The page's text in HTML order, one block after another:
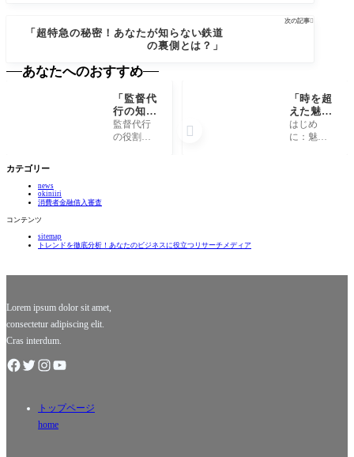
次の記事
「超特急の秘密！あなたが知らない鉄道
の裏側とは？」
カテゴリー
news
okiniiri
消費者金融借入審査
コンテンツ
sitemap
トレンドを徹底分析！あなたのビジネスに役立つリサーチメディア
あなたへのおすすめ
「監督代
行の知ら
れざる裏
側！成功
監督代行
の役割と
す。特定
本来の監
「時を超
えた魅
力！『タ
イムレ
はじめ
に：魅力
しさや価

Lorem ipsum dolor sit amet,
consectetur adipiscing elit.
Cras interdum.
トップページ
home